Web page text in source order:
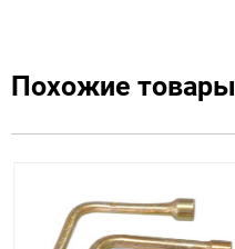
Похожие товары